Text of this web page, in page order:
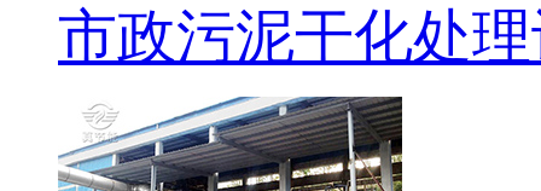
市政污泥干化处